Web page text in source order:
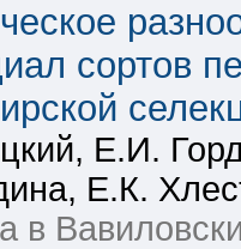
сортов
Е.И.
Е.К.
в